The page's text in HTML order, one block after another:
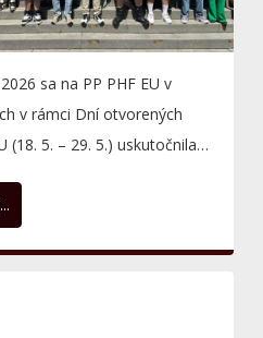
sa na PP PHF EU v
v rámci Dní otvorených
(18. 5. – 29. 5.) uskutočnila